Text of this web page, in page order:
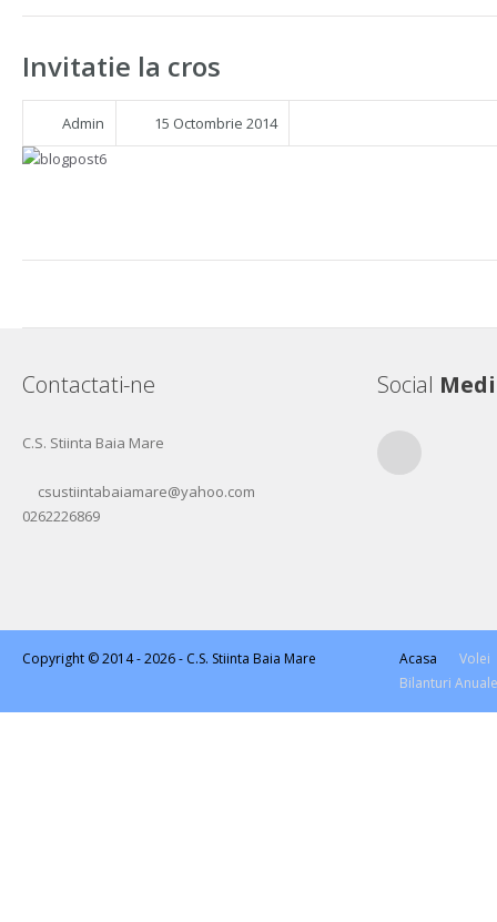
Invitatie la cros
Admin 15 Octombrie 2014
Contactati-ne
C.S. Stiinta Baia Mare
csustiintabaiamare@yahoo.com
0262226869
Social
Copyright © 2014 - 2026 - C.S. Stiinta Baia Mare Acasa
Volei
Bilanturi Anuale